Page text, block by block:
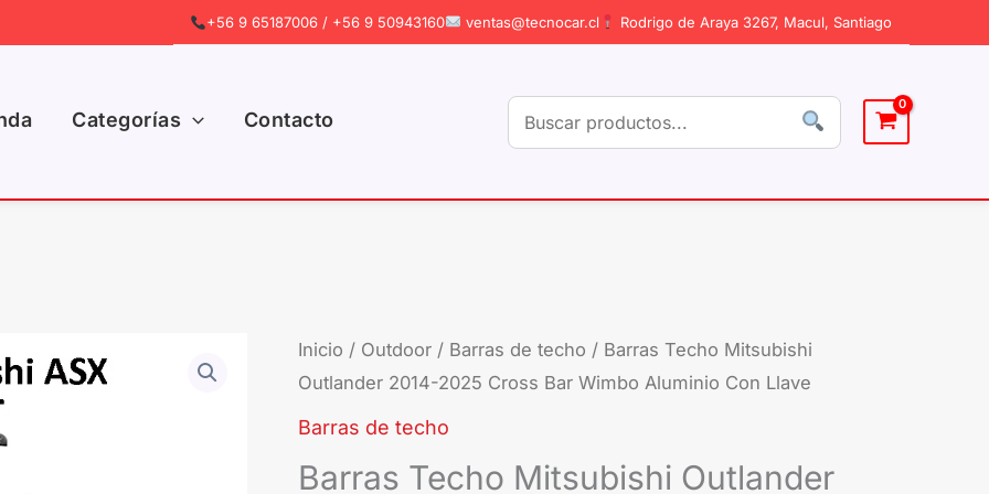
+56 9 65187006 / +56 9 50943160 ventas@tecnocar.cl Rodrigo de Araya 3267, Macul, Santiago
Categorías Contacto
Inicio / Outdoor / Barras de techo / Barras Techo Mitsubishi
Outlander 2014-2025 Cross Bar Wimbo Aluminio Con Llave
Barras de techo
Barras Techo Mitsubishi Outlander
Barras
Techo
Mitsubishi